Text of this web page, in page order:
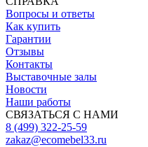
Вопросы и ответы
Как купить
Гарантии
Отзывы
Контакты
Выставочные залы
Новости
Наши работы
СВЯЗАТЬСЯ С НАМИ
8 (499) 322-25-59
zakaz@ecomebel33.ru